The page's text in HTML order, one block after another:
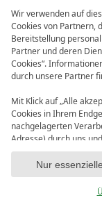
Wir verwenden auf
Cookies von Partnern,
Bereitstellung
Partner und deren
Cookies“.
durch unsere Partner
Mit Klick auf „Alle
Cookies in Ihrem
nachgelagerten
Adresse) durch uns
einverstanden sind,
individuelle Auswahl
tätigen. Sie können
Nur